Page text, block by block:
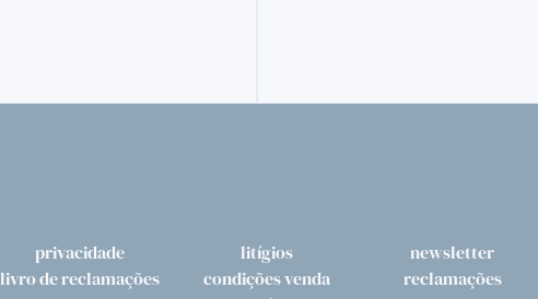
privacidade litígios
newsletter
livro de reclamações
condições venda
reclamações